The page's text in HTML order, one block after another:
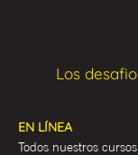
Los
EN LÍNEA
Todos nuestros